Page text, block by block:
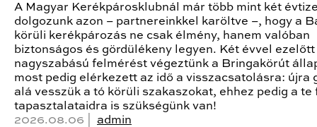
A Magyar Kerékpárosklubnál már több mint két
dolgozunk azon – partnereinkkel karöltve –, hogy a
körüli kerékpározás ne csak élmény, hanem valóban
biztonságos és gördülékeny legyen. Két évvel ezelőtt
nagyszabású felmérést végeztünk a Bringakörút
most pedig elérkezett az idő a visszacsatolásra: újra
alá vesszük a tó körüli szakaszokat, ehhez pedig a te
tapasztalataidra is szükségünk van!
2026.08.06 | admin